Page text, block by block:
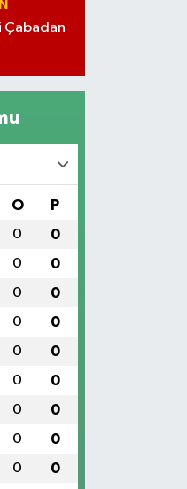
Çabadan
O P
0 0
0 0
0 0
0 0
0 0
0 0
0 0
0 0
0 0